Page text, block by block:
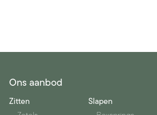
Ons aanbod
Zitten Slapen